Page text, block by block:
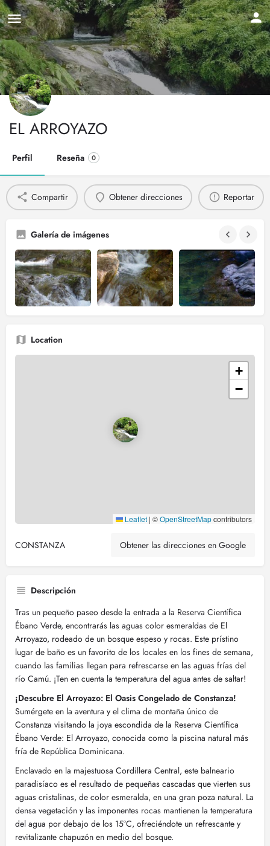
EL ARROYAZO
Perfil Reseña 0
Compartir Obtener direcciones Reportar
Galería de imágenes
Location
+
−
Leaflet | ©OpenStreetMapcontributors
CONSTANZA Obtener las direcciones en Google
Descripción
Tras un pequeño paseo desde la entrada a la Reserva Científica
Ébano Verde, encontrarás las aguas color esmeraldas de El
Arroyazo, rodeado de un bosque espeso y rocas. Este prístino
lugar de baño es un favorito de los locales en los fines de semana,
cuando las familias llegan para refrescarse en las aguas frías del
río Camú. ¡Ten en cuenta la temperatura del agua antes de saltar!
¡Descubre El Arroyazo: El Oasis Congelado de Constanza!
Sumérgete en la aventura y el clima de montaña único de
Constanza visitando la joya escondida de la Reserva Científica
Ébano Verde: El Arroyazo, conocida como la piscina natural más
fría de República Dominicana.
Enclavado en la majestuosa Cordillera Central, este balneario
paradisíaco es el resultado de pequeñas cascadas que vierten sus
aguas cristalinas, de color esmeralda, en una gran poza natural. La
densa vegetación y las imponentes rocas mantienen la temperatura
del agua por debajo de los 15°C, ofreciéndote un refrescante y
revitalizante chapuzón en medio del bosque.